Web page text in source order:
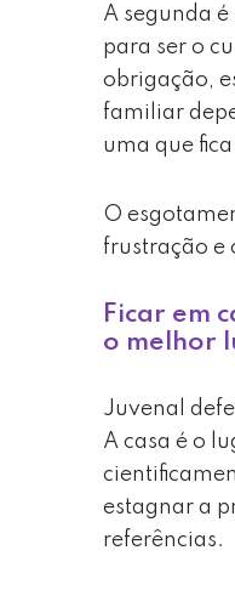
A segunda é
para ser o
obrigação,
familiar
uma que
O
frustração e
Ficar em
o melhor
Juvenal
A casa é o
estagnar a
referências.